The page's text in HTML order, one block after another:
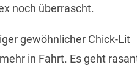
noch überrascht.
gewöhnlicher Chick-Lit
in Fahrt. Es geht